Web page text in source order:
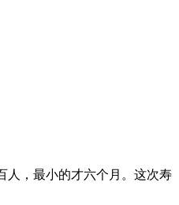
人，最小的才六个月。这次寿